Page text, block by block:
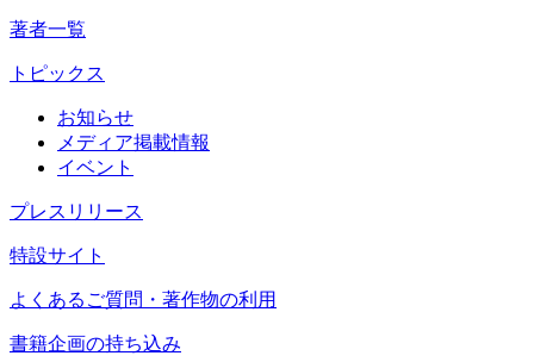
著者一覧
トピックス
お知らせ
メディア掲載情報
イベント
プレスリリース
特設サイト
よくあるご質問・著作物の利用
書籍企画の持ち込み